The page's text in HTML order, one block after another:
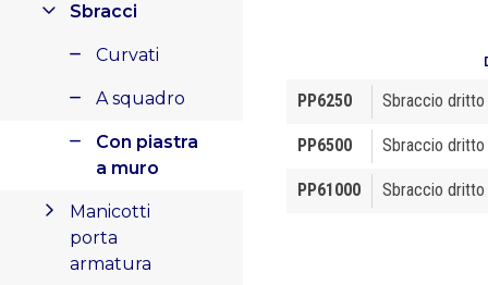
Sbracci
Curvati
A squadro
Con piastra
a muro
Manicotti
porta
armatura
PP6250 Sbraccio dritto
PP6500 Sbraccio dritto
PP61000 Sbraccio dritto